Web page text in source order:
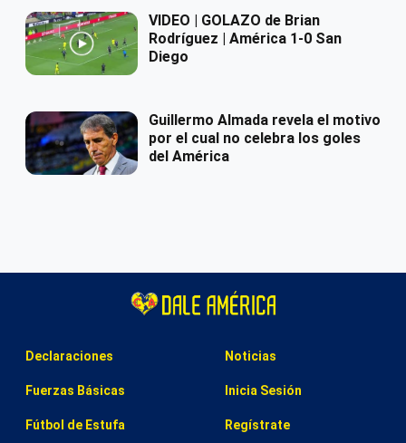
VIDEO | GOLAZO de Brian
Rodríguez | América 1-0 San
Diego
Guillermo Almada revela el motivo
por el cual no celebra los goles
del América
Declaraciones
Fuerzas Básicas
Fútbol de Estufa
Noticias
Inicia Sesión
Regístrate